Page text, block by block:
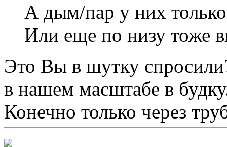
А дым/пар у них
Или еще по низу тоже
Это Вы в шутку
в нашем масштабе в
Конечно только через